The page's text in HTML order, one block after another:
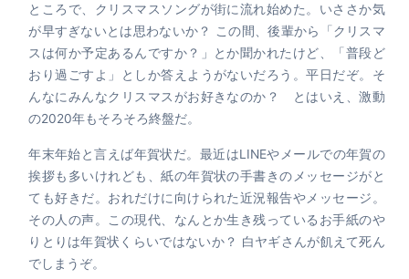
ところで、クリスマスソングが街に流れ始めた。いささか気
が早すぎないとは思わないか？ この間、後輩から「クリスマ
スは何か予定あるんですか？」とか聞かれたけど、「普段ど
おり過ごすよ」としか答えようがないだろう。平日だぞ。そ
んなにみんなクリスマスがお好きなのか？ とはいえ、激動
の2020年もそろそろ終盤だ。
年末年始と言えば年賀状だ。最近はLINEやメールでの年賀の
挨拶も多いけれども、紙の年賀状の手書きのメッセージがと
ても好きだ。おれだけに向けられた近況報告やメッセージ。
その人の声。この現代、なんとか生き残っているお手紙のや
りとりは年賀状くらいではないか？ 白ヤギさんが飢えて死ん
でしまうぞ。